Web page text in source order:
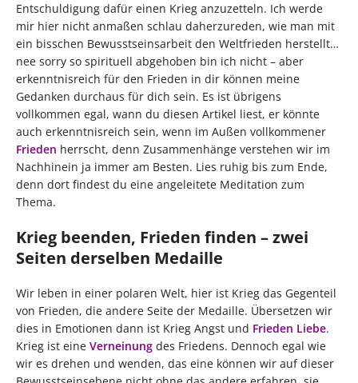
Entschuldigung dafür einen Krieg anzuzetteln. Ich werde
mir hier nicht anmaßen schlau daherzureden, wie man mit
ein bisschen Bewusstseinsarbeit den Weltfrieden herstellt…
nee sorry so spirituell abgehoben bin ich nicht – aber
erkenntnisreich für den Frieden in dir können meine
Gedanken durchaus für dich sein. Es ist übrigens
vollkommen egal, wann du diesen Artikel liest, er könnte
auch erkenntnisreich sein, wenn im Außen vollkommener
Frieden herrscht, denn Zusammenhänge verstehen wir im
Nachhinein ja immer am Besten. Lies ruhig bis zum Ende,
denn dort findest du eine angeleitete Meditation zum
Thema.
Krieg beenden, Frieden finden – zwei
Seiten derselben Medaille
Wir leben in einer polaren Welt, hier ist Krieg das Gegenteil
von Frieden, die andere Seite der Medaille. Übersetzen wir
dies in Emotionen dann ist Krieg Angst und Frieden Liebe.
Krieg ist eine Verneinung des Friedens. Dennoch egal wie
wir es drehen und wenden, das eine können wir auf dieser